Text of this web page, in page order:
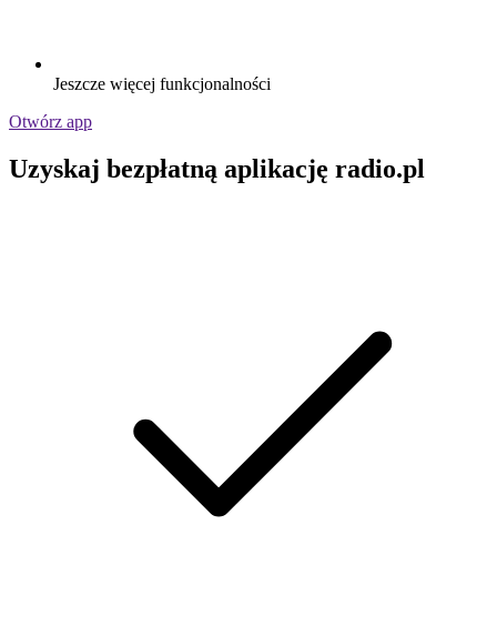
Jeszcze więcej funkcjonalności
Otwórz app
Uzyskaj bezpłatną aplikację radio.pl